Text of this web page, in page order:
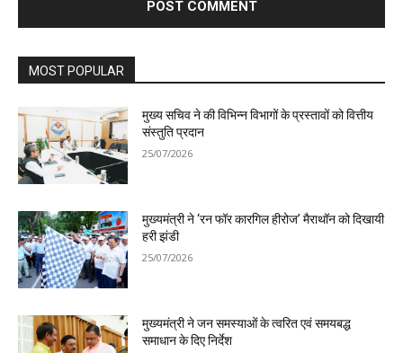
MOST POPULAR
मुख्य सचिव ने की विभिन्न विभागों के प्रस्तावों को वित्तीय
संस्तुति प्रदान
25/07/2026
मुख्यमंत्री ने ‘रन फॉर कारगिल हीरोज’ मैराथॉन को दिखायी
हरी झंडी
25/07/2026
मुख्यमंत्री ने जन समस्याओं के त्वरित एवं समयबद्ध
समाधान के दिए निर्देश